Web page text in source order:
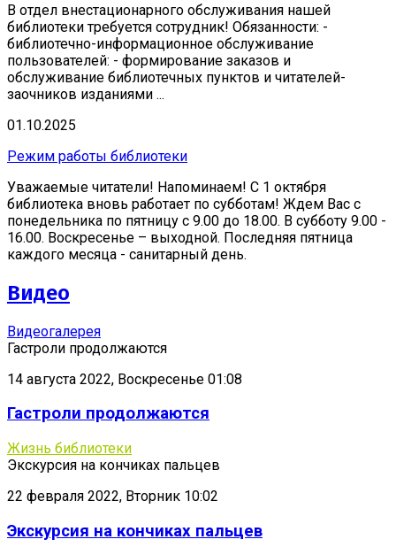
В отдел внестационарного обслуживания нашей
библиотеки требуется сотрудник! Обязанности: -
библиотечно-информационное обслуживание
пользователей: - формирование заказов и
обслуживание библиотечных пунктов и читателей-
заочников изданиями ...
01.10.2025
Режим работы библиотеки
Уважаемые читатели! Напоминаем! С 1 октября
библиотека вновь работает по субботам! Ждем Вас с
понедельника по пятницу с 9.00 до 18.00. В субботу 9.00 -
16.00. Воскресенье – выходной. Последняя пятница
каждого месяца - санитарный день.
Видео
Видеогалерея
Гастроли продолжаются
14 августа 2022, Воскресенье 01:08
Гастроли продолжаются
Жизнь библиотеки
Экскурсия на кончиках пальцев
22 февраля 2022, Вторник 10:02
Экскурсия на кончиках пальцев